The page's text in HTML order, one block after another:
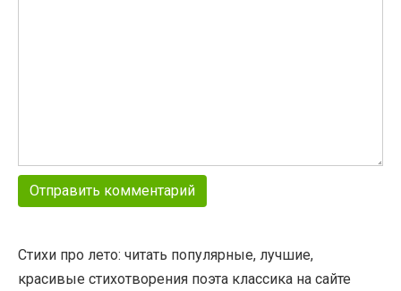
Стихи про лето: читать популярные, лучшие,
красивые стихотворения поэта классика на сайте